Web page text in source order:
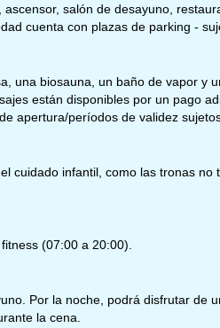
salón de desayuno,
cuenta con plazas de parking -
una biosauna, un baño de vapor y
están disponibles por un pago
apertura/períodos de validez
cuidado infantil, como las tronas no
(07:00 a 20:00).
Por la noche, podrá disfrutar de
la cena.